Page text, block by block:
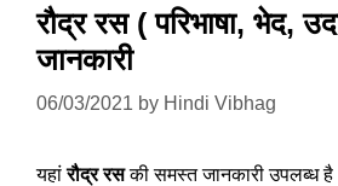
रौद्र रस ( परिभाषा, भेद,
जानकारी
06/03/2021 by Hindi Vibhag
यहांरौद्र रसकी समस्त जानकारी उपलब्ध